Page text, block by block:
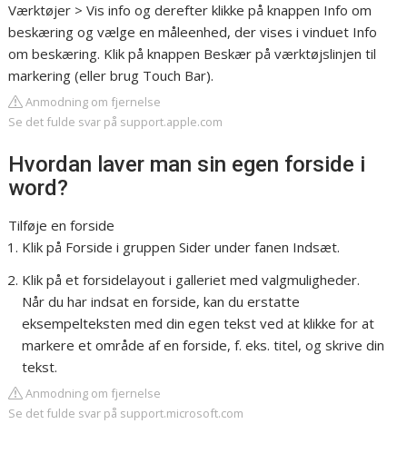
Værktøjer > Vis info og derefter klikke på knappen Info om
beskæring og vælge en måleenhed, der vises i vinduet Info
om beskæring. Klik på knappen Beskær på værktøjslinjen til
markering (eller brug Touch Bar).
Anmodning om fjernelse
Se det fulde svar på support.apple.com
Hvordan laver man sin egen forside i
word?
Tilføje en forside
Klik på Forside i gruppen Sider under fanen Indsæt.
Klik på et forsidelayout i galleriet med valgmuligheder.
Når du har indsat en forside, kan du erstatte
eksempelteksten med din egen tekst ved at klikke for at
markere et område af en forside, f. eks. titel, og skrive din
tekst.
Anmodning om fjernelse
Se det fulde svar på support.microsoft.com